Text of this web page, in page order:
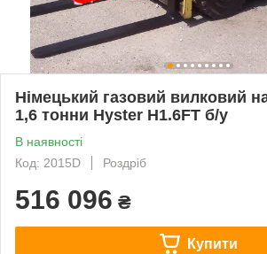
Німецький газовий вилковий
1,6 тонни Hyster H1.6FT б/у
В наявності
Код: 2015D
Роздріб
516 096 ₴
Купити